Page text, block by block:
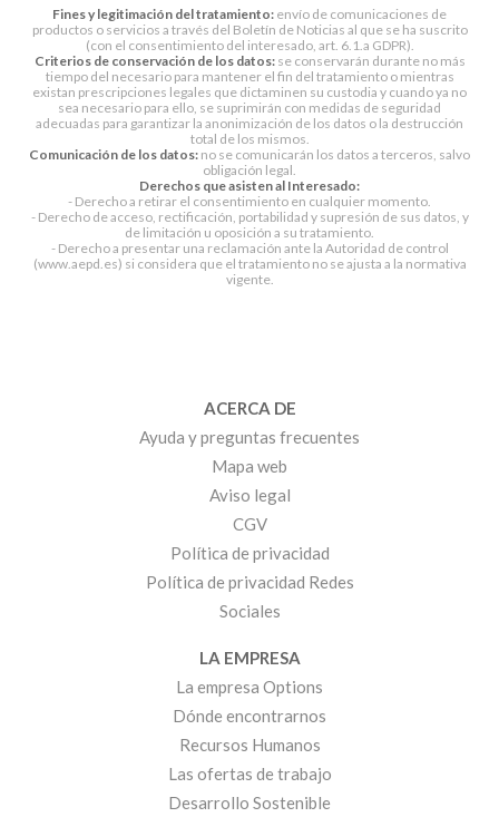
Fines y legitimación del tratamiento: envío de comunicaciones de
productos o servicios a través del Boletín de Noticias al que se ha suscrito
(con el consentimiento del interesado, art. 6.1.a GDPR).
Criterios de conservación de los datos:se conservarán durante no más
tiempo del necesario para mantener el fin del tratamiento o mientras
existan prescripciones legales que dictaminen su custodia y cuando ya no
sea necesario para ello, se suprimirán con medidas de seguridad
adecuadas para garantizar la anonimización de los datos o la destrucción
total de los mismos.
Comunicación de los datos: no se comunicarán los datos a terceros, salvo
obligación legal.
Derechos que asisten al Interesado:
- Derecho a retirar el consentimiento en cualquier momento.
- Derecho de acceso, rectificación, portabilidad y supresión de sus datos, y
de limitación u oposición a su tratamiento.
- Derecho a presentar una reclamación ante la Autoridad de control
(www.aepd.es) si considera que el tratamiento no se ajusta a la normativa
vigente.
ACERCA DE
Ayuda y preguntas frecuentes
Mapa web
Aviso legal
CGV
Política de privacidad
Política de privacidad Redes
Sociales
LA EMPRESA
La empresa Options
Dónde encontrarnos
Recursos Humanos
Las ofertas de trabajo
Desarrollo Sostenible